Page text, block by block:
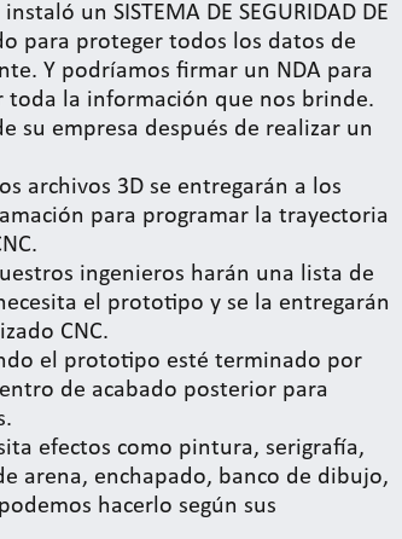
un SISTEMA DE SEGURIDAD DE
para proteger todos los datos de
Y podríamos firmar un NDA para
toda la información que nos brinde.
su empresa después de realizar un
archivos 3D se entregarán a los
para programar la trayectoria
ingenieros harán una lista de
el prototipo y se la entregarán
CNC.
el prototipo esté terminado por
de acabado posterior para
efectos como pintura, serigrafía,
arena, enchapado, banco de dibujo,
hacerlo según sus